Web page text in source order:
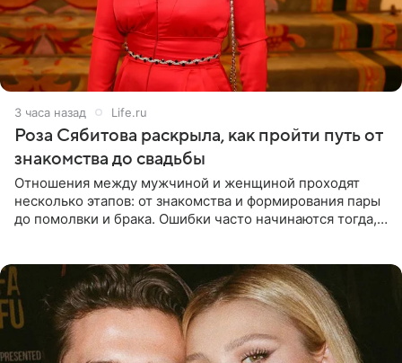
3 часа назад Life.ru
Роза Сябитова раскрыла, как пройти путь от
знакомства до свадьбы
Отношения между мужчиной и женщиной проходят
несколько этапов: от знакомства и формирования пары
до помолвки и брака. Ошибки часто начинаются тогда,